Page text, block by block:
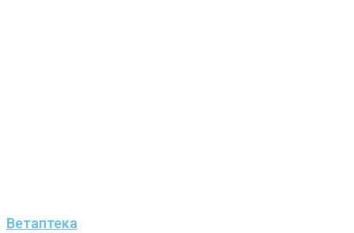
Ветаптека